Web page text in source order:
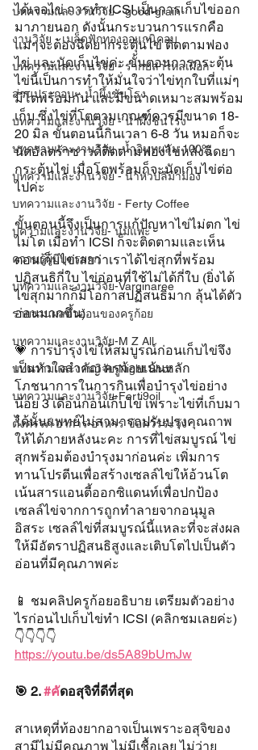
บทความและงานวิจัย - good-grain
งานวิจัย - เมล็ดฟักทองออแกนิคอบ
บทความและงานวิจัย - รากปลาไหลเผือก
ส่วนประกอบ - น้ำผึ้งชันโรง
บทความและงานวิจัย - น้ำผึ้งชันโรง
บทความและงานวิจัย -น้ำอินทผลัม 100%
บทความและงานวิจัย - น้ำหัวปลีมามอง
บทความและงานวิจัย - Ferty Coffee
บความและงานวิจัย- นมแพะ
ความรู้ผู้มีบุตรยาก
บทความและงานวิจัย-Varginaree
รายงานผลตัวอ่อนของครูก้อย
บทความและงานวิจัย-M Z All
บทความและงานวิจัย-Night Shot
บทความและงานวิจัย-Ferti9oil
ตั้งครรภ์ อาการ อาหาร ข้อควรระวัง
ได้เจอไข่ การทำ ICSI เป็นการเก็บไข่ออก
มาภายนอก ดังนั้นกระบวนการแรกคือ
แม่ๆจะต้องฉีดยากระตุ้นไข่ ติดตามฟอง
ไข่ และนัดเก็บไข่ค่ะ ขั้นตอนการกระตุ้น
ไข่นี้เป็นการทำให้มั่นใจว่าไข่ทุกใบที่แม่ๆ
มีโตพร้อมกัน และมีขนาดเหมาะสมพร้อม
เก็บ ซึ่งไข่ที่โตตามเกณฑ์ควรมีขนาด 18-
20 มิล ขั้นตอนนี้กินเวลา 6-8 วัน หมอก็จะ
นัดอัลตร้าซาวด์ติดตามฟองไข่หลังฉีดยา
กระตุ้นไข่ เมื่อโตพร้อมก็จะนัดเก็บไข่ต่อ
ไปค่ะ
ขั้นตอนนี้จึงเป็นการแก้ปัญหาไข่ไม่ตก ไข่
ไม่โต เมื่อทำ ICSI ก็จะติดตามและเห็น
ตอนเก็บไข่เลยว่าเราได้ไข่สุกที่พร้อม
ปฏิสนธิกี่ใบ ไข่อ่อนที่ใช้ไม่ได้กี่ใบ (ยิ่งได้
ไข่สุกมากก็มีโอกาสปฏิสนธิมาก ลุ้นได้ตัว
อ่อนมากขึ้น)
💗 การบำรุงไข่ให้สมบูรณ์ก่อนเก็บไข่จึง
เป็นหัวใจสำคัญ ครูก้อยเน้นหลัก
โภชนาการในการกินเพื่อบำรุงไข่อย่าง
น้อย 3 เดือนก่อนเก็บไข่ เพราะไข่ที่เก็บมา
ได้นั้นแพทย์ไม่สามารถปรับปรุงคุณถาพ
ให้ได้ภายหลังนะคะ การที่ไข่สมบูรณ์ ไข่
สุกพร้อมต้องบำรุงมาก่อนค่ะ เพิ่มการ
ทานโปรตีนเพื่อสร้างเซลล์ไข่ให้อ้วนโต
เน้นสารแอนตี้ออกซิแดนท์เพื่อปกป้อง
เซลล์ไข่จากการถูกทำลายจากอนุมูล
อิสระ เซลล์ไข่ที่สมบูรณ์นี้แหละที่จะส่งผล
ให้มีอัตราปฏิสนธิสูงและเติบโตไปเป็นตัว
อ่อนที่มีคุณภาพค่ะ
📱 ชมคลิปครูก้อยอธิบาย เตรียมตัวอย่าง
ไรก่อนไปเก็บไข่ทำ ICSI (คลิกชมเลยค่ะ)
👇👇👇👇
https://youtu.be/ds5A89bUmJw
🎯 2. #คัดอสุจิที่ดีที่สุด
สาเหตุที่ท้องยากอาจเป็นเพราะอสุจิของ
สามีไม่มีคุณภาพ ไม่มีเชื้อเลย ไม่ว่าย